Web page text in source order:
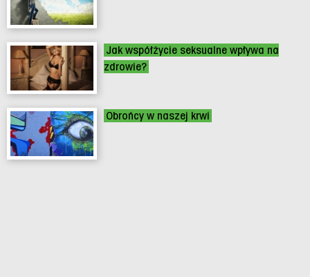
Jak współżycie seksualne wpływa na
zdrowie?
Obrońcy w naszej krwi